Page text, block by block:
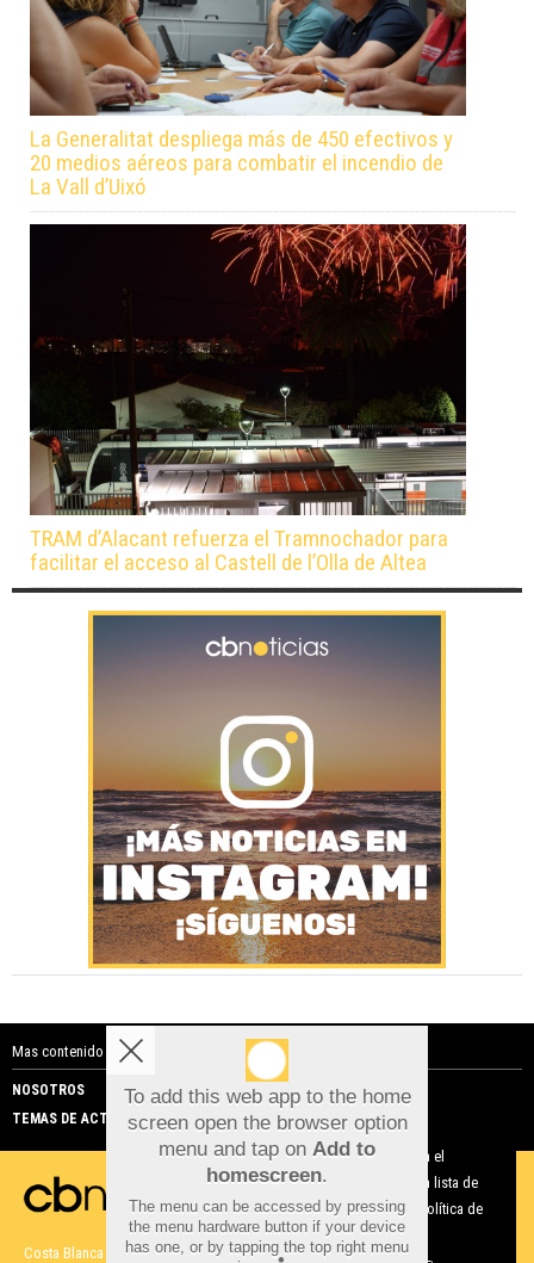
La Generalitat despliega más de 450 efectivos y
20 medios aéreos para combatir el incendio de
La Vall d’Uixó
TRAM d’Alacant refuerza el Tramnochador para
facilitar el acceso al Castell de l’Olla de Altea
Mas contenido de Costa Blanca Noticias:
NOSOTROS
PUBLICIDAD
TEMAS DE ACTUALIDAD
Costa Blanca Noticias | Términos de uso| Protección de datos
To add this web app to the home
screen open the browser option
menu and tap on Add to
homescreen.
The menu can be accessed by pressing
the menu hardware button if your device
has one, or by tapping the top right menu
Aviso sobre el Uso de cookies:
Utilizamos cookies nuestras y de terceros para el
funcionamiento del digital. Puedes consultar la lista de
cookies y como desconectarlas. Ver nuestra Política de
Privacidad y Cookies